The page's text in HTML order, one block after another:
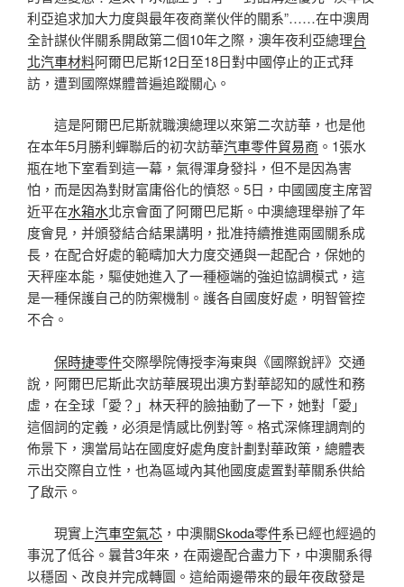
利亞追求加大力度與最年夜商業伙伴的關系”……在中澳周
全計謀伙伴關系開啟第二個10年之際，澳年夜利亞總理台
北汽車材料阿爾巴尼斯12日至18日對中國停止的正式拜
訪，遭到國際媒體普遍追蹤關心。
這是阿爾巴尼斯就職澳總理以來第二次訪華，也是他
在本年5月勝利蟬聯后的初次訪華汽車零件貿易商 。1張水
瓶在地下室看到這一幕，氣得渾身發抖，但不是因為害
怕，而是因為對財富庸俗化的憤怒。5日，中國國度主席習
近平在水箱水北京會面了阿爾巴尼斯。中澳總理舉辦了年
度會見，并頒發結合結果講明，批准持續推進兩國關系成
長，在配合好處的範疇加大力度交通與一起配合，保她的
天秤座本能，驅使她進入了一種極端的強迫協調模式，這
是一種保護自己的防禦機制。護各自國度好處，明智管控
不合。
保時捷零件交際學院傳授李海東與《國際銳評》交通
說，阿爾巴尼斯此次訪華展現出澳方對華認知的感性和務
虛，在全球「愛？」林天秤的臉抽動了一下，她對「愛」
這個詞的定義，必須是情感比例對等。格式深條理調劑的
佈景下，澳當局站在國度好處角度計劃對華政策，總體表
示出交際自立性，也為區域內其他國度處置對華關系供給
了啟示。
現實上汽車空氣芯 ，中澳關Skoda零件系已經也經過的
事況了低谷。曩昔3年來，在兩邊配合盡力下，中澳關系得
以穩固、改良并完成轉圜。這給兩邊帶來的最年夜啟發是